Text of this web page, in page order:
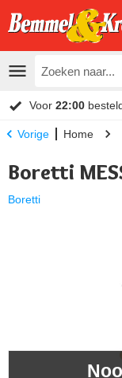
Voor 22:00
Vorige Home
Boretti
Boretti